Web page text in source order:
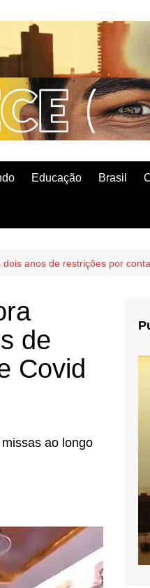
Educação Brasil
anos de restrições por
de
Covid
ao longo